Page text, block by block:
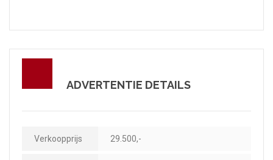
ADVERTENTIE DETAILS
Verkoopprijs 29.500,-